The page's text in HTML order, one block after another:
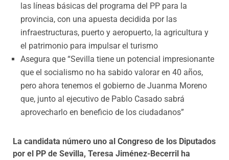
las líneas básicas del programa del PP para la
provincia, con una apuesta decidida por las
infraestructuras, puerto y aeropuerto, la agricultura y
el patrimonio para impulsar el turismo
Asegura que “Sevilla tiene un potencial impresionante
que el socialismo no ha sabido valorar en 40 años,
pero ahora tenemos el gobierno de Juanma Moreno
que, junto al ejecutivo de Pablo Casado sabrá
aprovecharlo en beneficio de los ciudadanos”
La candidata número uno al Congreso de los Diputados
por el PP de Sevilla, Teresa Jiménez-Becerril ha